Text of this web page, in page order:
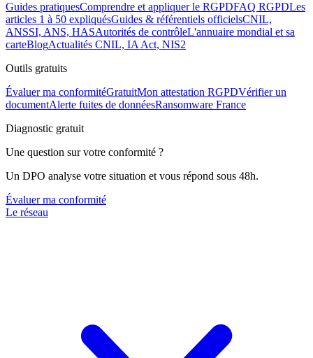
Guides pratiquesComprendre et appliquer le RGPDFAQ RGPDLes
articles 1 à 50 expliquésGuides & référentiels officielsCNIL,
ANSSI, ANS, HASAutorités de contrôleL'annuaire mondial et sa
carteBlogActualités CNIL, IA Act, NIS2
Outils gratuits
Évaluer ma conformitéGratuitMon attestation RGPDVérifier un
documentAlerte fuites de donnéesRansomware France
Diagnostic gratuit
Une question sur votre conformité ?
Un DPO analyse votre situation et vous répond sous 48h.
Évaluer ma conformité
Le réseau